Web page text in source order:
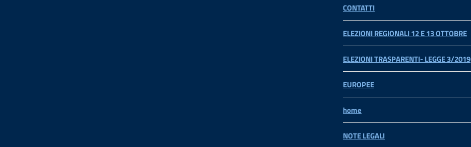
CONTATTI
ELEZIONI REGIONALI 12 E 13 OTTOBRE
ELEZIONI TRASPARENTI- LEGGE 3/2019
EUROPEE
home
NOTE LEGALI